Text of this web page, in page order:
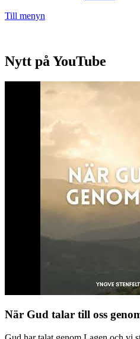
Till menyn
Nytt på YouTube
När Gud talar till oss